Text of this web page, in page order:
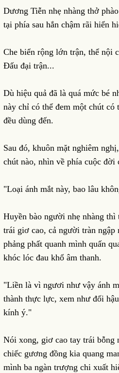
Dương Tiễn nhẹ nhàng thở
tại phía sau hắn chậm rãi hiển
Che biển rộng lớn trận, thể nội
Đấu đại trận...
Dù hiệu quả đã là quá mức bé
này chỉ có thể đem một chút
đều dùng đến.
Sau đó, khuôn mặt nghiêm
chút nào, nhìn về phía cuộc đời
"Loại ánh mắt này, bao lâu
Huyền bào người nhẹ nhàng thì
trái giơ cao, cả người tràn ngập
phảng phất quanh mình quấn
khóc lóc đau khổ âm thanh.
"Liền là vì ngươi như vậy ánh
thành thực lực, xem như đối
kính ý."
Nói xong, giơ cao tay trái bỗng
chiếc gương đồng kia quang
mình ba ngàn trượng chi xuất